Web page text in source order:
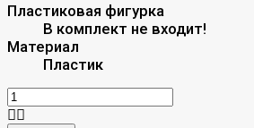
Пластиковая фигурка
В комплект не входит!
Материал
Пластик